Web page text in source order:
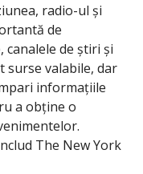
radio-ul și
de
de știri și
surse valabile, dar
informațiile
a obține o
The New York